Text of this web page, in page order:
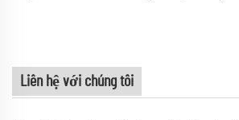
Liên hệ với chúng tôi